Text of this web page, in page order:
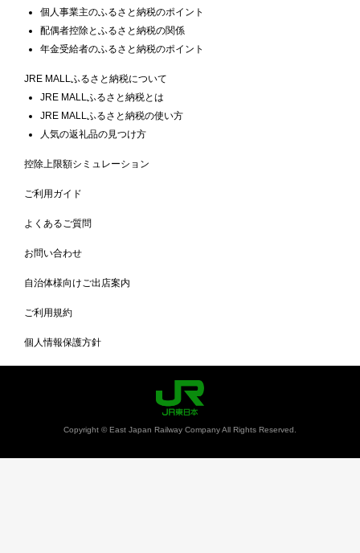
個人事業主のふるさと納税のポイント
配偶者控除とふるさと納税の関係
年金受給者のふるさと納税のポイント
JRE MALLふるさと納税について
JRE MALLふるさと納税とは
JRE MALLふるさと納税の使い方
人気の返礼品の見つけ方
控除上限額シミュレーション
ご利用ガイド
よくあるご質問
お問い合わせ
自治体様向けご出店案内
ご利用規約
個人情報保護方針
Copyright © East Japan Railway Company All Rights Reserved.